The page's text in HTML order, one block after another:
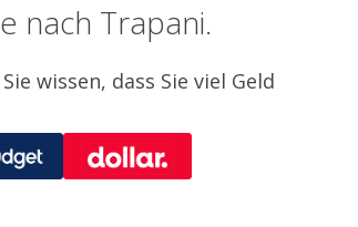
nach Trapani.
wissen, dass Sie viel Geld